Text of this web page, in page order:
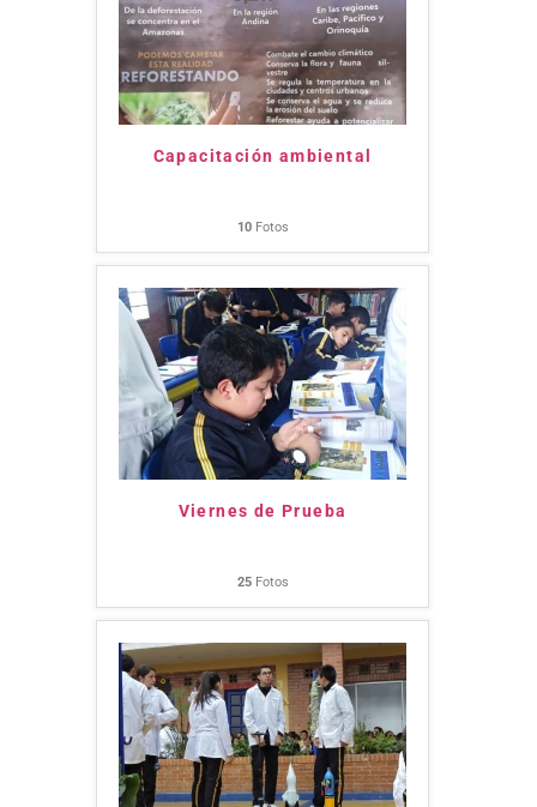
Capacitación ambiental
10Fotos
Viernes de Prueba
25Fotos